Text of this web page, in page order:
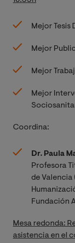
Mejor Tesis
Mejor
Mejor
Mejor
Coordina:
Dr. Paula
Profesora
de Valencia
Fundación
Mesa redonda:
asistencia en el